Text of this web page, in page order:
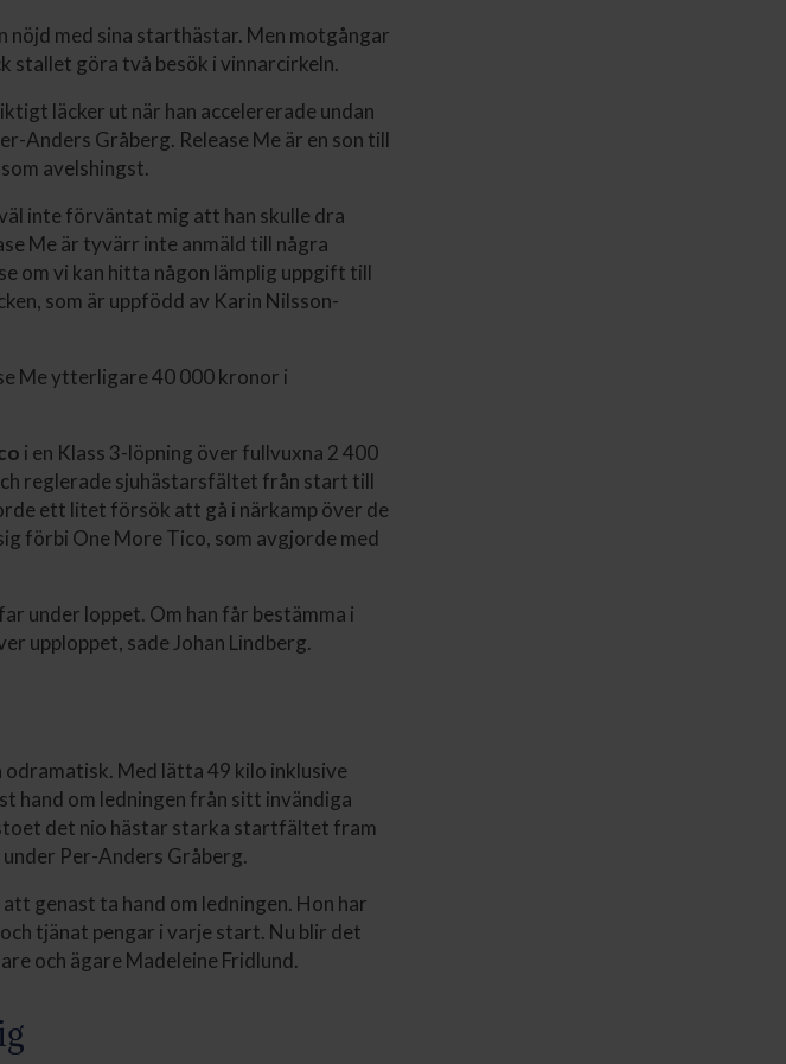
nöjd med sina starthästar. Men motgångar
stallet göra två besök i vinnarcirkeln.
läcker ut när han accelererade undan
Anders Gråberg. Release Me är en son till
avelshingst.
inte förväntat mig att han skulle dra
Me är tyvärr inte anmäld till några
om vi kan hitta någon lämplig uppgift till
som är uppfödd av Karin Nilsson-
Me ytterligare 40 000 kronor i
i en Klass 3-löpning över fullvuxna 2 400
reglerade sjuhästarsfältet från start till
ett litet försök att gå i närkamp över de
förbi One More Tico, som avgjorde med
under loppet. Om han får bestämma i
upploppet, sade Johan Lindberg.
Med lätta 49 kilo inklusive
hand om ledningen från sitt invändiga
det nio hästar starka startfältet fram
Per-Anders Gråberg.
genast ta hand om ledningen. Hon har
tjänat pengar i varje start. Nu blir det
och ägare Madeleine Fridlund.